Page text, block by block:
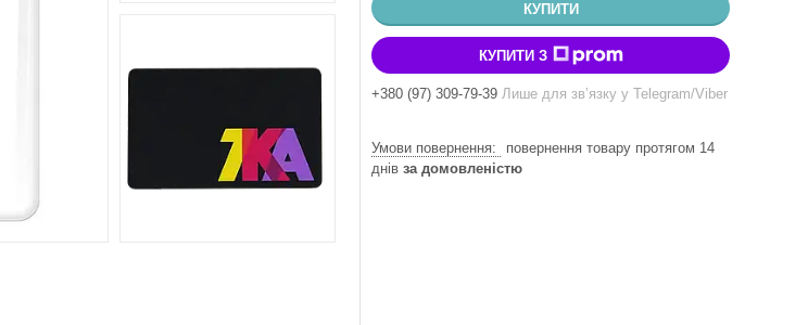
КУПИТИ
КУПИТИ З
+380 (97) 309-79-39 Лише для звʼязку у Telegram/Viber
повернення товару протягом 14
днів за домовленістю